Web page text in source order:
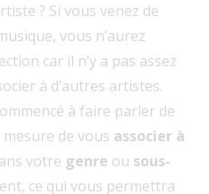
? Si vous venez de
vous n’aurez
car il n’y a pas assez
à d’autres artistes.
à faire parler de
de vous associer à
votre genre ou sous-
ce qui vous permettra